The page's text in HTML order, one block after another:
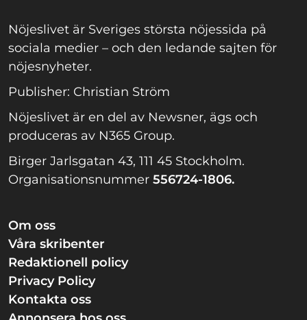
Nöjeslivet är Sveriges största nöjessida på
sociala medier – och den ledande sajten för
nöjesnyheter.
Publisher: Christian Ström
Nöjeslivet är en del av Newsner, ägs och
produceras av N365 Group.
Birger Jarlsgatan 43, 111 45 Stockholm.
Organisationsnummer 556724-1806.
Om oss
Våra skribenter
Redaktionell policy
Privacy Policy
Kontakta oss